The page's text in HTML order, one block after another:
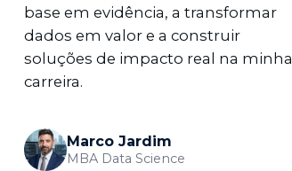
base em evidência, a transformar
dados em valor e a construir
soluções de impacto real na minha
carreira.
Marco Jardim
MBA Data Science